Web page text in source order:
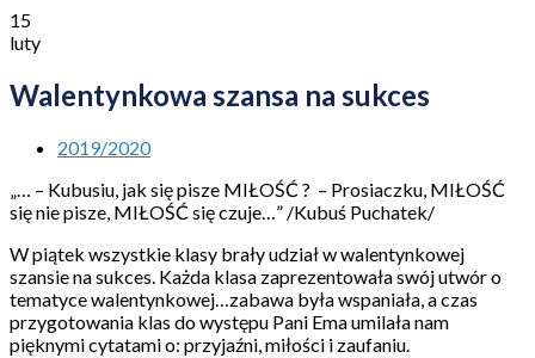
15
luty
Walentynkowa szansa na sukces
2019/2020
„… – Kubusiu, jak się pisze MIŁOŚĆ ? – Prosiaczku, MIŁOŚĆ
się nie pisze, MIŁOŚĆ się czuje…” /Kubuś Puchatek/
W piątek wszystkie klasy brały udział w walentynkowej
szansie na sukces. Każda klasa zaprezentowała swój utwór o
tematyce walentynkowej…zabawa była wspaniała, a czas
przygotowania klas do występu Pani Ema umilała nam
pięknymi cytatami o: przyjaźni, miłości i zaufaniu.